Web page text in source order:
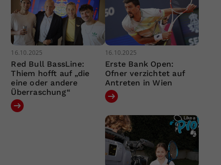
16.10.2025
Red Bull BassLine:
Thiem hofft auf „die
eine oder andere
Überraschung“
16.10.2025
Erste Bank Open:
Ofner verzichtet auf
Antreten in Wien